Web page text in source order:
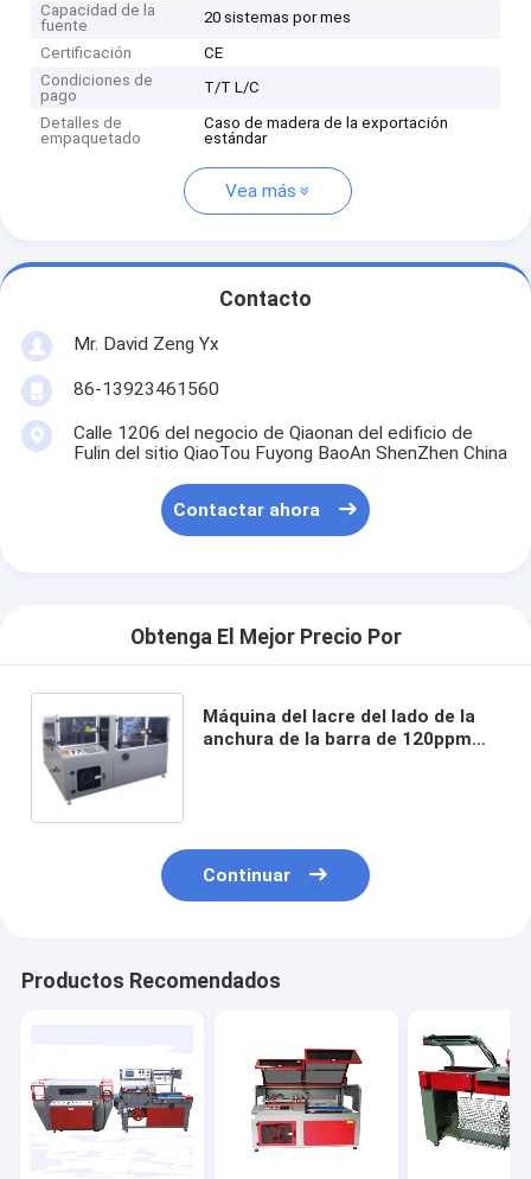
Capacidad de la
fuente
20 sistemas por mes
Certificación
CE
Condiciones de
pago
T/T L/C
Detalles de
empaquetado
Caso de madera de la exportación
estándar
Vea más
Contacto
Mr. David Zeng Yx
86-13923461560
Calle 1206 del negocio de Qiaonan del edificio de
Fulin del sitio QiaoTou Fuyong BaoAn ShenZhen China
Contactar ahora
Obtenga El Mejor Precio Por
Máquina del lacre del lado de la
anchura de la barra de 120ppm
Continuar
Productos Recomendados